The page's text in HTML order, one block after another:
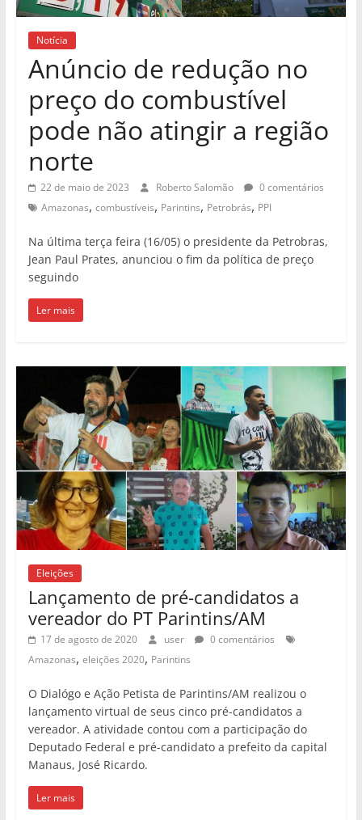
Notícia
Anúncio de redução no
preço do combustível
pode não atingir a região
norte
22 de maio de 2023 Roberto Salomão
0 comentários
Amazonas, combustíveis, Parintins, Petrobrás, PPI
Na última terça feira (16/05) o presidente da Petrobras,
Jean Paul Prates, anunciou o fim da política de preço
seguindo
Ler mais
Eleições
Lançamento de pré-candidatos a
vereador do PT Parintins/AM
17 de agosto de 2020 user
0 comentários
Amazonas, eleições 2020, Parintins
O Dialógo e Ação Petista de Parintins/AM realizou o
lançamento virtual de seus cinco pré-candidatos a
vereador. A atividade contou com a participação do
Deputado Federal e pré-candidato a prefeito da capital
Manaus, José Ricardo.
Ler mais